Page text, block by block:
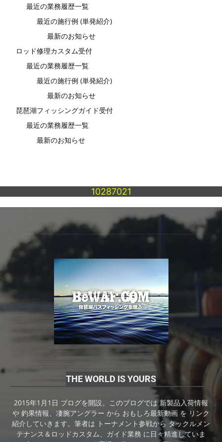
最近の業務履歴一覧
最近の施行例 (単発紹介)
最新のお知らせ
ロッド修理カスタム受付
最近の業務履歴一覧
最近の施行例 (単発紹介)
最新のお知らせ
琵琶湖フィッシングガイド受付
最近の業務履歴一覧
最新のお知らせ
10287021
THE WORLD IS YOURS
2015年1月1日 ブログを開設。このブログでは 新製品入荷情報
や 釣果情報、凄腕アングラー から おもしろ最新動画 を リンク
紹介していきます。筆者は トーナメント参戦から タックルメン
テナンス＆ロッドカスタム、ガイド業務 に日々精進していま